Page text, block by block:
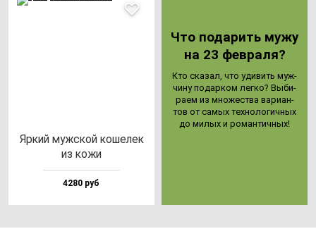
Яркий муж­ской ко­ше­лек
из ко­жи
4280 руб
Что по­да­рить му­жу
на 23 фев­ра­ля?
Кто ска­зал, что уди­вить муж­
чи­ну по­дар­ком лег­ко? Выби­
ра­ем из мно­жес­тва ва­ри­ан­
тов от са­мых тех­но­ло­гич­ных
до ми­лых и ро­ман­тич­ных!